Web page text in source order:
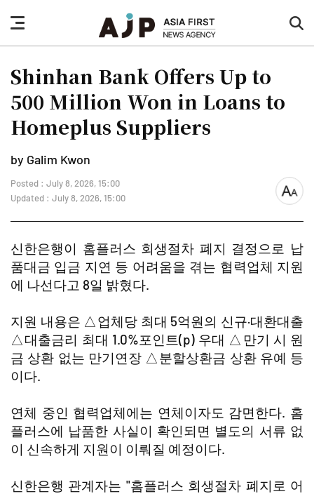
nav
button
Shinhan Bank Offers Up to
500 Million Won in Loans to
Homeplus Suppliers
by Galim Kwon
Posted : July 8, 2026, 15:00
Updated : July 8, 2026, 15:00
font
신한은행이 홈플러스 회생절차 폐지 결정으로 납
품대금 입금 지연 등 어려움을 겪는 협력업체 지원
에 나선다고 8일 밝혔다.
지원 내용은 △업체당 최대 5억원의 신규·대환대출
△대출금리 최대 1.0%포인트(p) 우대 △만기 시 원
금 상환 없는 만기연장 △분할상환금 상환 유예 등
이다.
연체 중인 협력업체에는 연체이자도 감면한다. 홈
플러스에 납품한 사실이 확인되면 별도의 서류 없
이 신속하게 지원이 이뤄질 예정이다.
신한은행 관계자는 "홈플러스 회생절차 폐지로 어